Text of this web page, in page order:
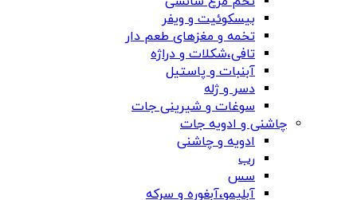
بیسکوئیت و ویفر
تخمه و مغزهای طعم دار
تافی،شکلات و دراژه
آبنبات و پاستیل
دسر و ژله
سوغات و شیرینی جات
چاشنی و ادویه جات
ادویه و چاشنی
رب
سس
آبلیمو،آبغوره و سرکه